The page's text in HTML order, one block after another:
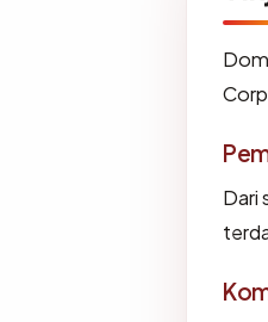
Dari